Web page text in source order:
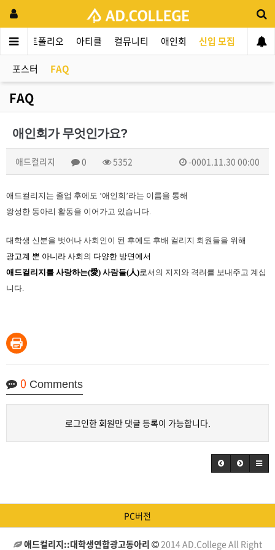
포트폴리오 아티클 컬뮤니티 애인회 신입 모집
포스터 FAQ
FAQ
애인회가 무엇인가요?
애드컬리지 0 5352 -0001.11.30 00:00
애드컬리지는 졸업 후에도 ‘애인회 ’라는 이름을 통해
왕성한 동아리 활동을 이어가고 있습니다.
대학생 신분을 벗어나 사회인이 된 후에도 후배 컬리지 회원들을 위해
광고계 뿐 아니라 사회의 다양한 방면에서
애드컬리지를 사랑하는(愛) 사람들(人)로서의 지지와 격려를 보내주고 계십
니다.
0 Comments
로그인한 회원만 댓글 등록이 가능합니다.
PC버전
애드컬리지::대학생연합광고동아리 2014 AD.College All Right